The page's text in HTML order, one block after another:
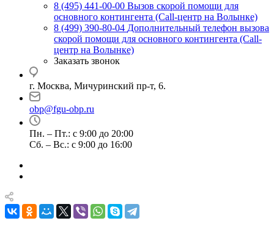
8 (495) 441-00-00 Вызов скорой помощи для
основного контингента (Call-центр на Волынке)
8 (499) 390-80-04 Дополнительный телефон вызова
скорой помощи для основного контингента (Call-
центр на Волынке)
Заказать звонок
г. Москва, Мичуринский пр-т, 6.
obp@fgu-obp.ru
Пн. – Пт.: с 9:00 до 20:00
Сб. – Вс.: с 9:00 до 16:00